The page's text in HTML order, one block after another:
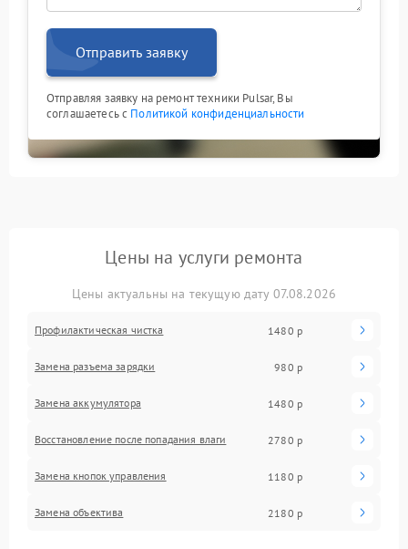
Отправить заявку
Отправляя заявку на ремонт техники Pulsar, Вы
соглашаетесь с Политикой конфиденциальности
Цены на услуги ремонта
Цены актуальны на текущую дату 07.08.2026
Профилактическая чистка 1480 р
Замена разъема зарядки 980 р
Замена аккумулятора 1480 р
Восстановление после попадания влаги 2780 р
Замена кнопок управления 1180 р
Замена объектива 2180 р